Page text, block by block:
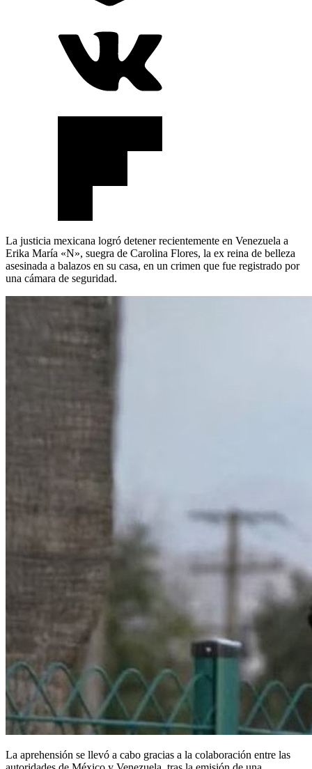
La justicia mexicana logró detener recientemente en Venezuela a
Erika María «N», suegra de Carolina Flores, la ex reina de belleza
asesinada a balazos en su casa, en un crimen que fue registrado por
una cámara de seguridad.
La aprehensión se llevó a cabo gracias a la colaboración entre las